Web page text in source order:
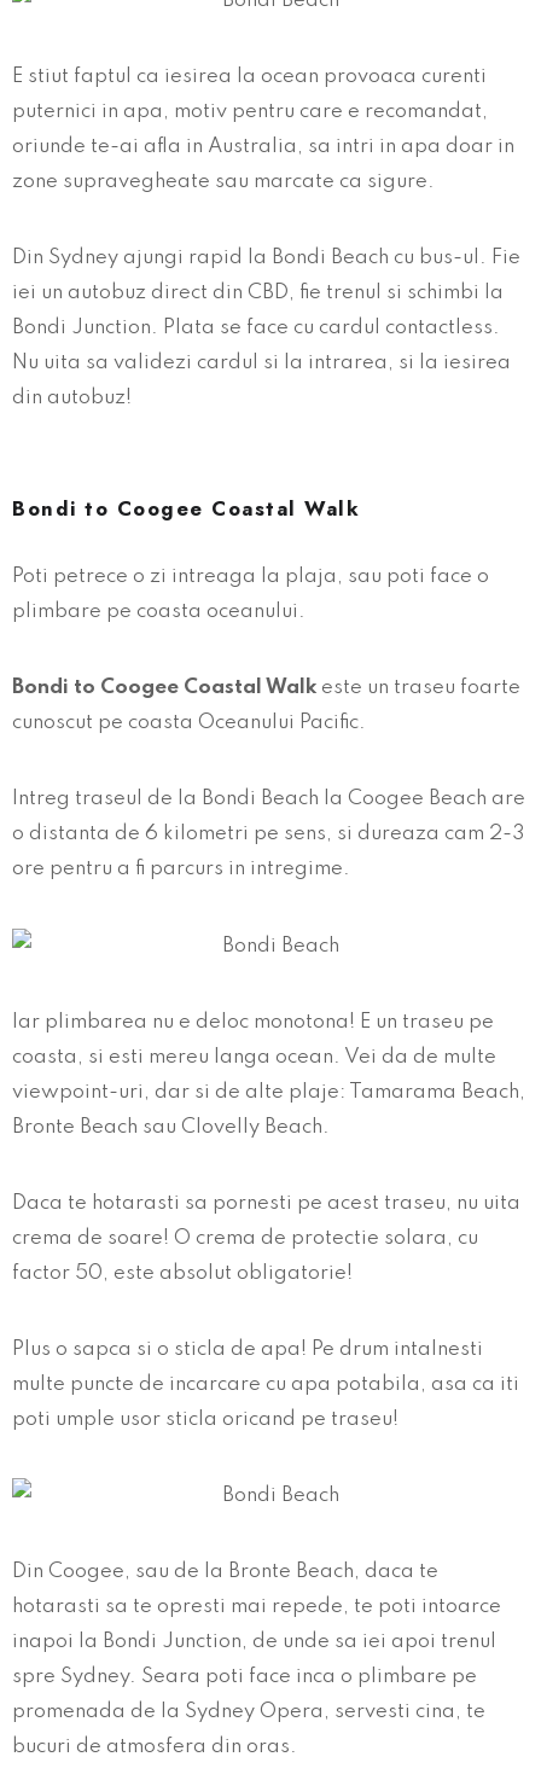
E stiut faptul ca iesirea la ocean provoaca curenti
puternici in apa, motiv pentru care e recomandat,
oriunde te-ai afla in Australia, sa intri in apa doar in
zone supravegheate sau marcate ca sigure.
Din Sydney ajungi rapid la Bondi Beach cu bus-ul. Fie
iei un autobuz direct din CBD, fie trenul si schimbi la
Bondi Junction. Plata se face cu cardul contactless.
Nu uita sa validezi cardul si la intrarea, si la iesirea
din autobuz!
Bondi to Coogee Coastal Walk
Poti petrece o zi intreaga la plaja, sau poti face o
plimbare pe coasta oceanului.
Bondi to Coogee Coastal Walk este un traseu foarte
cunoscut pe coasta Oceanului Pacific.
Intreg traseul de la Bondi Beach la Coogee Beach are
o distanta de 6 kilometri pe sens, si dureaza cam 2-3
ore pentru a fi parcurs in intregime.
Iar plimbarea nu e deloc monotona! E un traseu pe
coasta, si esti mereu langa ocean. Vei da de multe
viewpoint-uri, dar si de alte plaje: Tamarama Beach,
Bronte Beach sau Clovelly Beach.
Daca te hotarasti sa pornesti pe acest traseu, nu uita
crema de soare! O crema de protectie solara, cu
factor 50, este absolut obligatorie!
Plus o sapca si o sticla de apa! Pe drum intalnesti
multe puncte de incarcare cu apa potabila, asa ca iti
poti umple usor sticla oricand pe traseu!
Din Coogee, sau de la Bronte Beach, daca te
hotarasti sa te opresti mai repede, te poti intoarce
inapoi la Bondi Junction, de unde sa iei apoi trenul
spre Sydney. Seara poti face inca o plimbare pe
promenada de la Sydney Opera, servesti cina, te
bucuri de atmosfera din oras.